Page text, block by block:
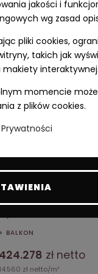
jakości i
wg zasad
pliki cookies,
takich jak
makiety interaktywnej.
momencie
z plików cookies.
BALKON
424.278 zł netto
14.560 zł netto/m²